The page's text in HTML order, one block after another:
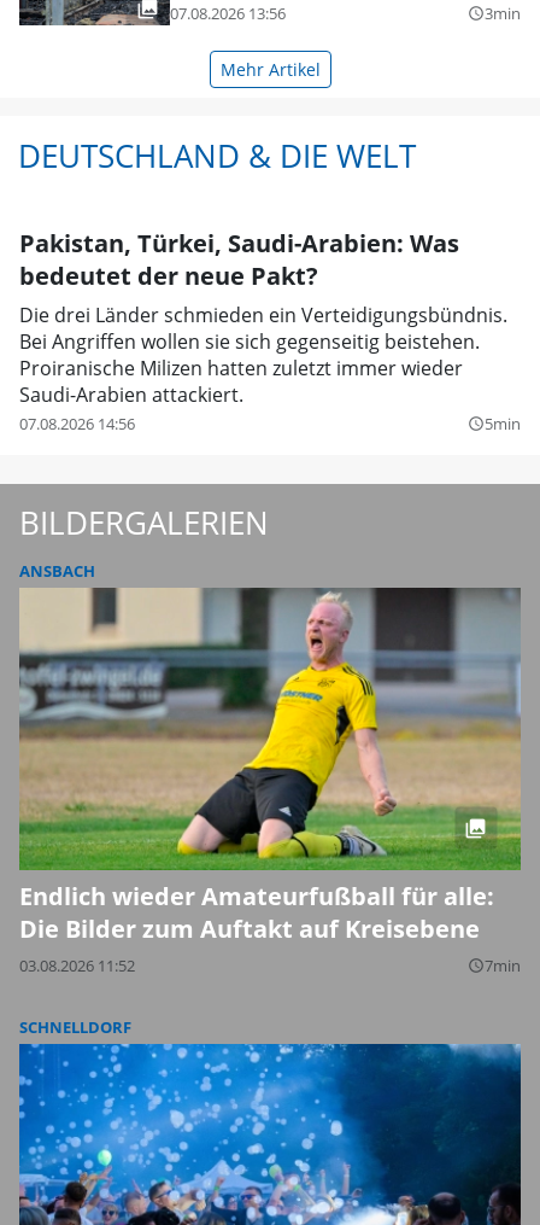
07.08.2026 13:56 query_builder3min
Mehr Artikel
DEUTSCHLAND & DIE WELT
Pakistan, Türkei, Saudi-Arabien: Was
bedeutet der neue Pakt?
Die drei Länder schmieden ein Verteidigungsbündnis.
Bei Angriffen wollen sie sich gegenseitig beistehen.
Proiranische Milizen hatten zuletzt immer wieder
Saudi-Arabien attackiert.
07.08.2026 14:56 query_builder5min
BILDERGALERIEN
ANSBACH
Endlich wieder Amateurfußball für alle:
Die Bilder zum Auftakt auf Kreisebene
03.08.2026 11:52 query_builder7min
SCHNELLDORF